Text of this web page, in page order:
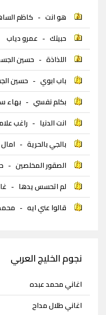
هو انت - كاظم
حبيتك - عمرو دياب
اللذاذة - حسين
باب ابوي - حسين
بكلم نفسي - بهاء
انت الدنيا - راغب
بالجي بالحرية -
الصقور المخلصين -
لم اتحسس يدها -
قالوا عني ايه -
نجوم الخليج العربي
اغاني محمد عبده
اغاني طلال مداح